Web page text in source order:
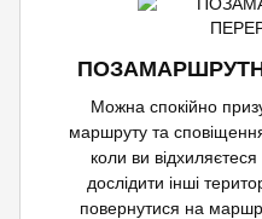
Можна спокійно
маршруту та
коли ви
дослідити інші
повернутися на